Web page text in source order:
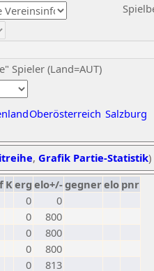
Spieler (Land=AUT)
Oberösterreich Salzburg
, Grafik Partie-Statistik)
f Kerg elo+/-gegnerelo pnr
0
0
0
800
0
800
0
800
0
813